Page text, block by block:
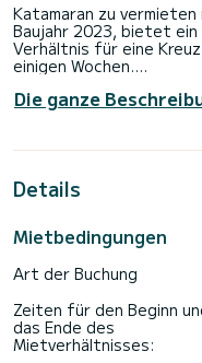
Katamaran zu vermieten
Baujahr 2023, bietet
Verhältnis für eine
einigen Wochen.
Auf diesem 14 Meter
außergewöhnliche
Kabinen mit vollem
Für Ihren Komfort
Dieses Boot ist mit
folgende Ausstattung:
Geschirrspüler.
Die ganze
Details
Mietbedingungen
Art der Buchung
Zeiten für den Beginn
das Ende des
Mietverhältnisses: